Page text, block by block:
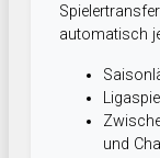
automatisch
und